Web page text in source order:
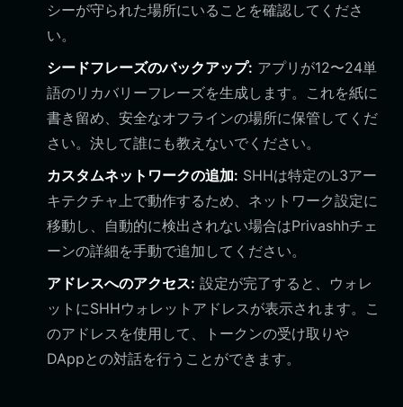
シーが守られた場所にいることを確認してくださ
い。
シードフレーズのバックアップ: アプリが12〜24単
語のリカバリーフレーズを生成します。これを紙に
書き留め、安全なオフラインの場所に保管してくだ
さい。決して誰にも教えないでください。
カスタムネットワークの追加: SHHは特定のL3アー
キテクチャ上で動作するため、ネットワーク設定に
移動し、自動的に検出されない場合はPrivashhチェ
ーンの詳細を手動で追加してください。
アドレスへのアクセス: 設定が完了すると、ウォレ
ットにSHHウォレットアドレスが表示されます。こ
のアドレスを使用して、トークンの受け取りや
DAppとの対話を行うことができます。